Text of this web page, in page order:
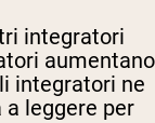
integratori
aumentano
integratori ne
a leggere per